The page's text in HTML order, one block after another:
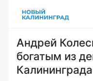
Андрей
богатым из
Калининграда